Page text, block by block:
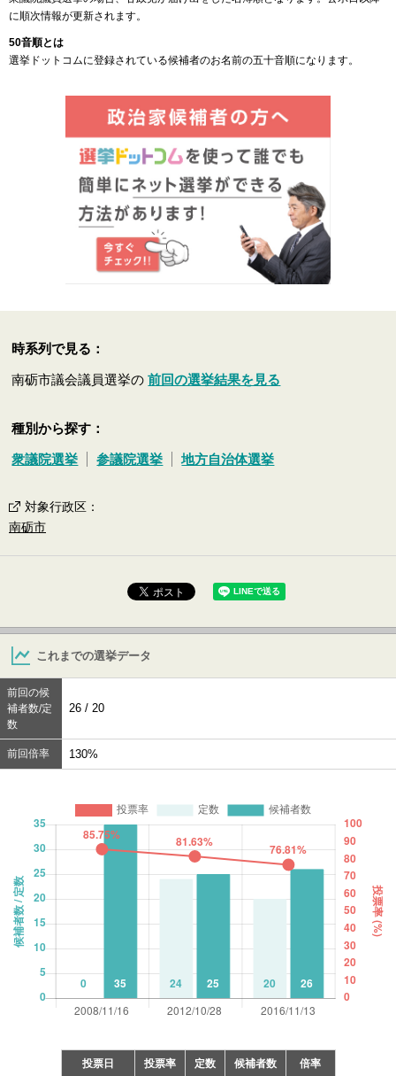
に順次情報が更新されます。
50音順とは
選挙ドットコムに登録されている候補者のお名前の五十音順になります。
時系列で見る：
南砺市議会議員選挙の前回の選挙結果を見る
種別から探す：
衆議院選挙 参議院選挙 地方自治体選挙
対象行政区 ：
南砺市
これまでの選挙データ
前回の候
補者数/定
数
26 / 20
前回倍率 130%
投票日 投票率 定数 候補者数 倍率